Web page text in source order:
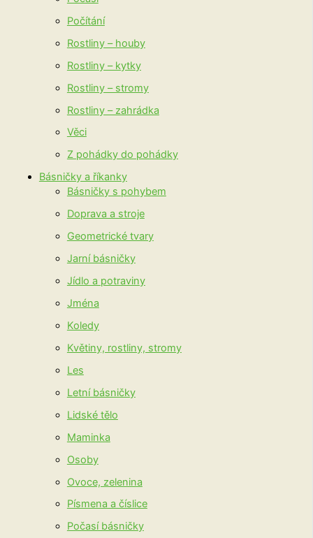
Počítání
Rostliny – houby
Rostliny – kytky
Rostliny – stromy
Rostliny – zahrádka
Věci
Z pohádky do pohádky
Básničky a říkanky
Básničky s pohybem
Doprava a stroje
Geometrické tvary
Jarní básničky
Jídlo a potraviny
Jména
Koledy
Květiny, rostliny, stromy
Les
Letní básničky
Lidské tělo
Maminka
Osoby
Ovoce, zelenina
Písmena a číslice
Počasí básničky